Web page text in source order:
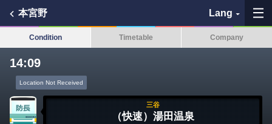
本宮野 Lang
History
Condition Timetable Company
14:09
Location Not Received
三谷
（快速）湯田温泉